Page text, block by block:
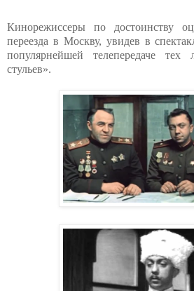
Кинорежиссеры по достоинству
переезда в Москву, увидев в
популярнейшей телепередаче
стульев».